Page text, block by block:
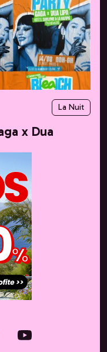
La Nuit
x Dua